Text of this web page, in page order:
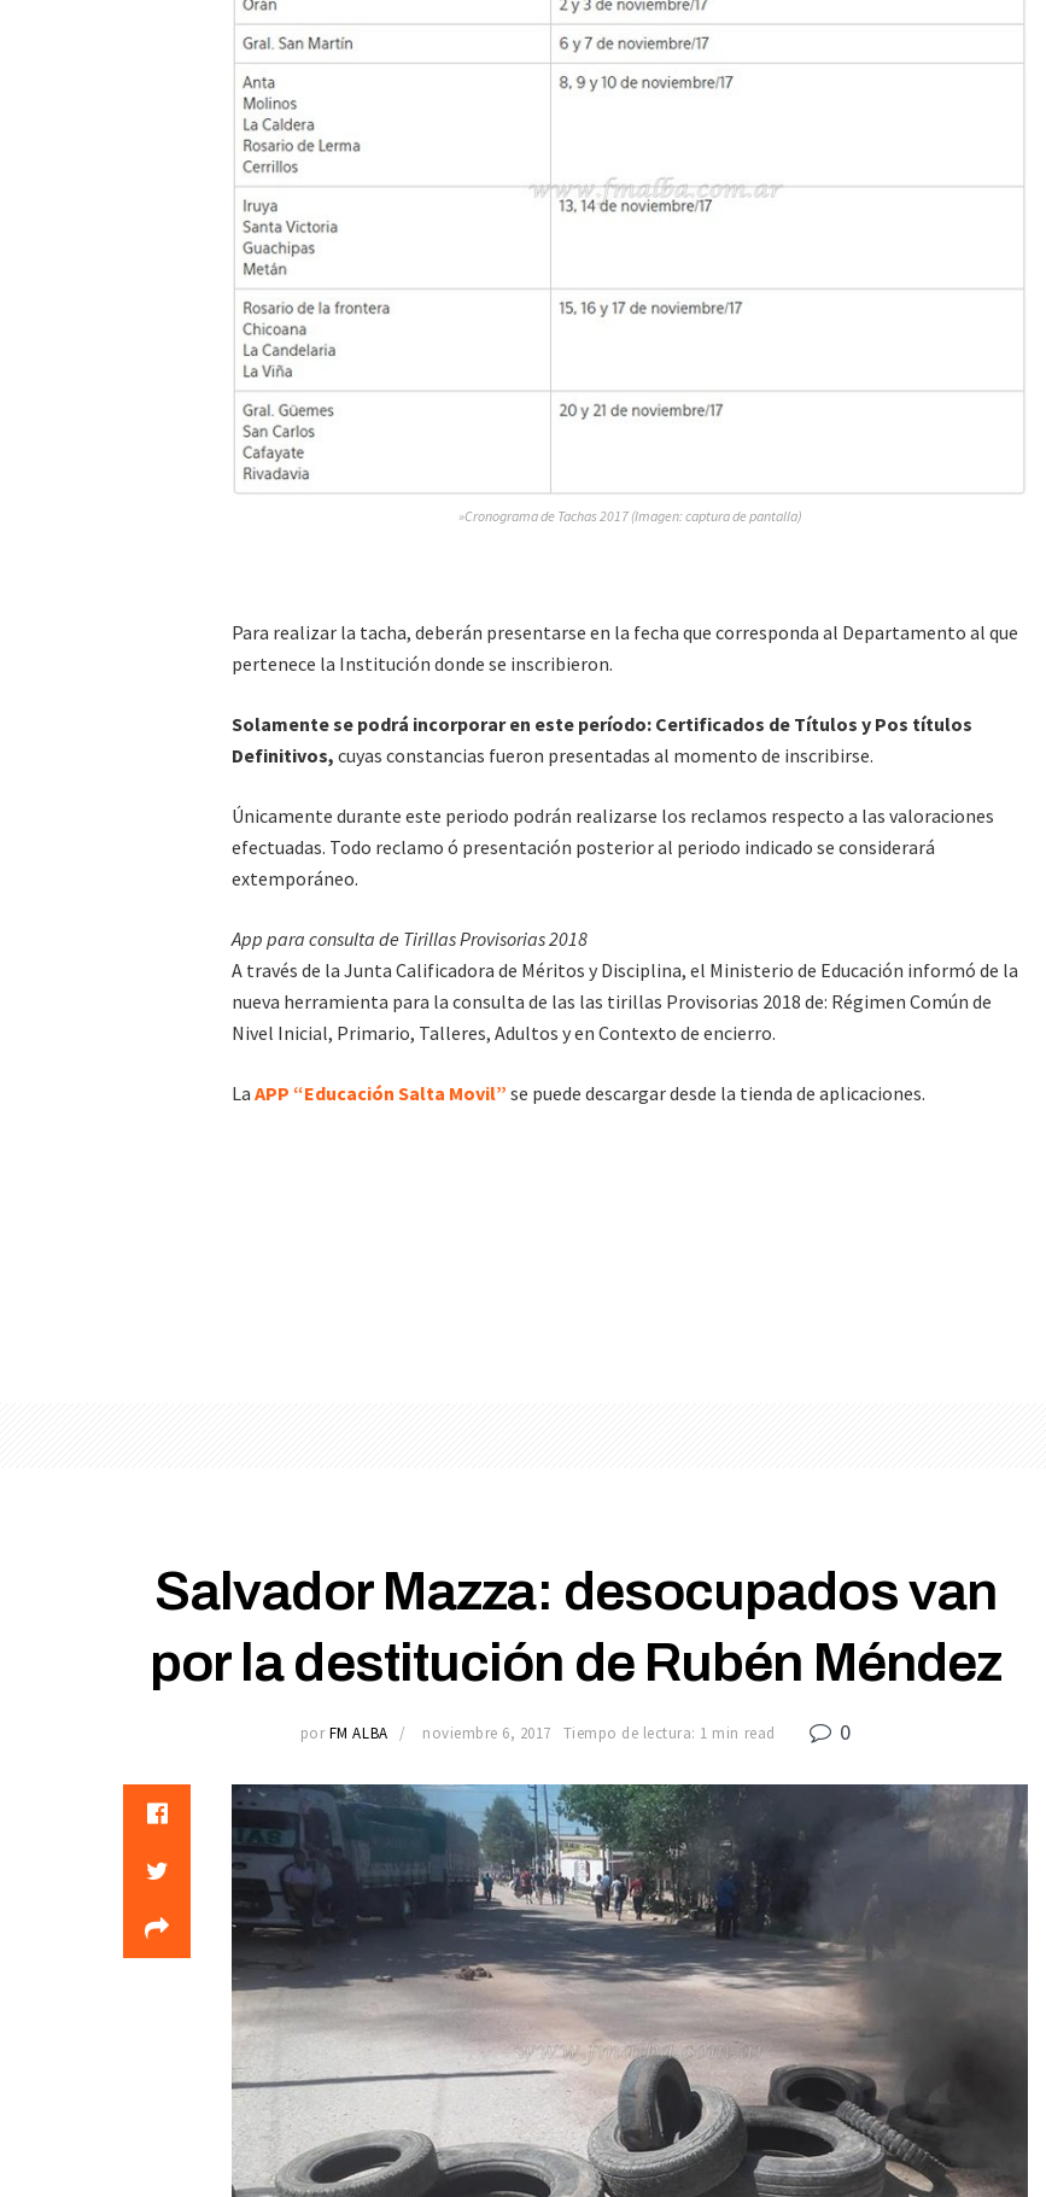
»Cronograma de Tachas 2017 (Imagen: captura de pantalla)
Para realizar la tacha, deberán presentarse en la fecha que corresponda al Departamento al que
pertenece la Institución donde se inscribieron.
Solamente se podrá incorporar en este período: Certificados de Títulos y Pos títulos
Definitivos, cuyas constancias fueron presentadas al momento de inscribirse.
Únicamente durante este periodo podrán realizarse los reclamos respecto a las valoraciones
efectuadas. Todo reclamo ó presentación posterior al periodo indicado se considerará
extemporáneo.
App para consulta de Tirillas Provisorias 2018
A través de la Junta Calificadora de Méritos y Disciplina, el Ministerio de Educación informó de la
nueva herramienta para la consulta de las las tirillas Provisorias 2018 de: Régimen Común de
Nivel Inicial, Primario, Talleres, Adultos y en Contexto de encierro.
La APP “Educación Salta Movil” se puede descargar desde la tienda de aplicaciones.
Salvador Mazza: desocupados van
por la destitución de Rubén Méndez
por FM ALBA noviembre 6, 2017 Tiempo de lectura: 1 min read 0